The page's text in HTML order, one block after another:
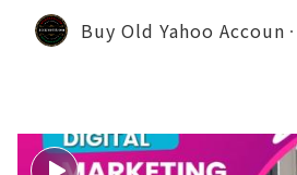
Buy Old Yahoo Accoun